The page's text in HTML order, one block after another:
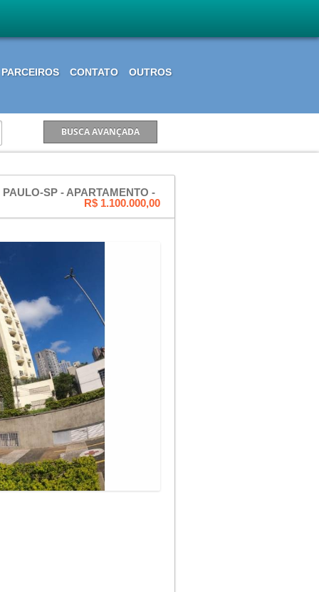
PARCEIROS CONTATO OUTROS
SP - APARTAMENTO -
R$ 1.100.000,00